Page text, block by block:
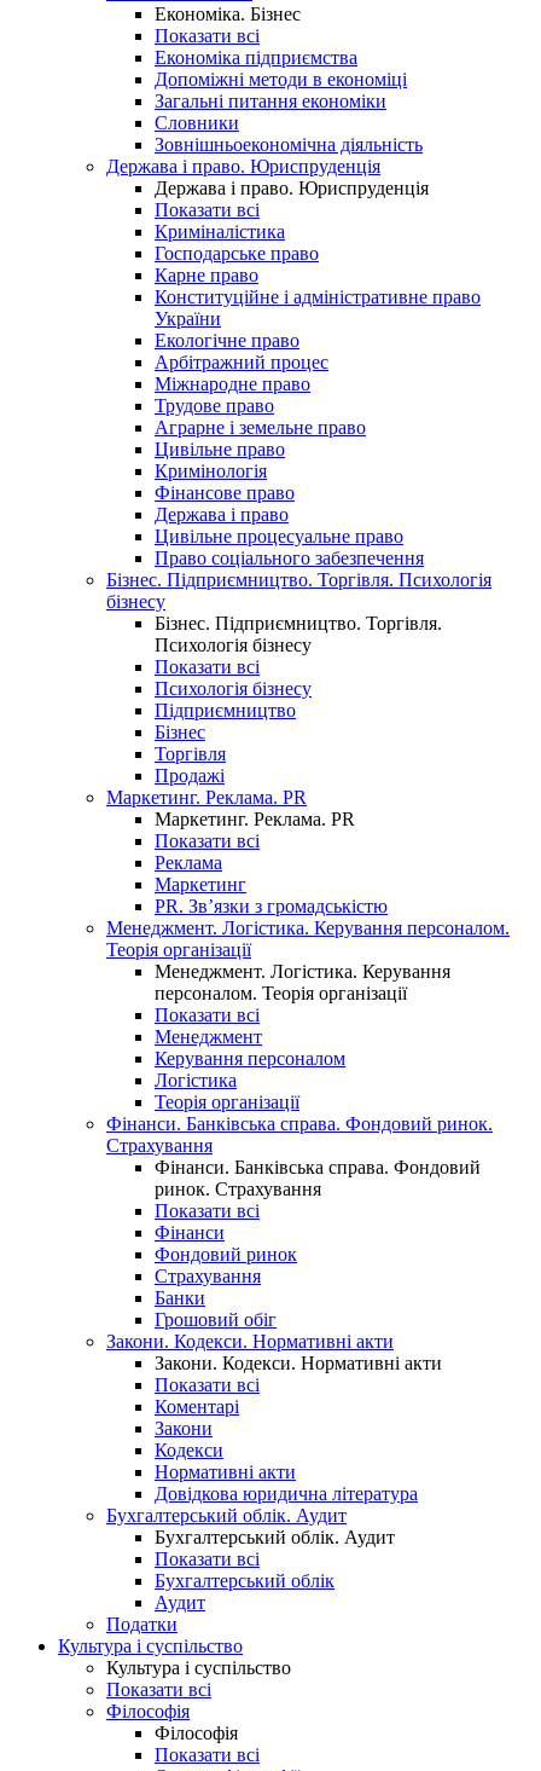
Економіка. Бізнес
Показати всі
Економіка підприємства
Допоміжні методи в економіці
Загальні питання економіки
Словники
Зовнішньоекономічна діяльність
Держава і право. Юриспруденція
Держава і право. Юриспруденція
Показати всі
Криміналістика
Господарське право
Карне право
Конституційне і адміністративне право
України
Екологічне право
Арбітражний процес
Міжнародне право
Трудове право
Аграрне і земельне право
Цивільне право
Кримінологія
Фінансове право
Держава і право
Цивільне процесуальне право
Право соціального забезпечення
Бізнес. Підприємництво. Торгівля. Психологія
бізнесу
Бізнес. Підприємництво. Торгівля.
Психологія бізнесу
Показати всі
Психологія бізнесу
Підприємництво
Бізнес
Торгівля
Продажі
Маркетинг. Реклама. PR
Маркетинг. Реклама. PR
Показати всі
Реклама
Маркетинг
PR. Зв’язки з громадськістю
Менеджмент. Логістика. Керування персоналом.
Теорія організації
Менеджмент. Логістика. Керування
персоналом. Теорія організації
Показати всі
Менеджмент
Керування персоналом
Логістика
Теорія організації
Фінанси. Банківська справа. Фондовий ринок.
Страхування
Фінанси. Банківська справа. Фондовий
ринок. Страхування
Показати всі
Фінанси
Фондовий ринок
Страхування
Банки
Грошовий обіг
Закони. Кодекси. Нормативні акти
Закони. Кодекси. Нормативні акти
Показати всі
Коментарі
Закони
Кодекси
Нормативні акти
Довідкова юридична література
Бухгалтерський облік. Аудит
Бухгалтерський облік. Аудит
Показати всі
Бухгалтерський облік
Аудит
Податки
Культура і суспільство
Культура і суспільство
Показати всі
Філософія
Філософія
Показати всі